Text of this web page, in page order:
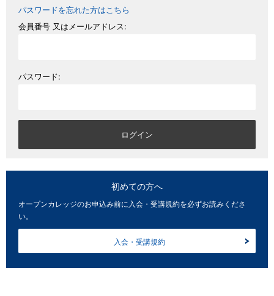
パスワードを忘れた方はこちら
会員番号 又はメールアドレス:
パスワード:
初めての方へ
オープンカレッジのお申込み前に入会・受講規約を必ずお読みくださ
い。
入会・受講規約